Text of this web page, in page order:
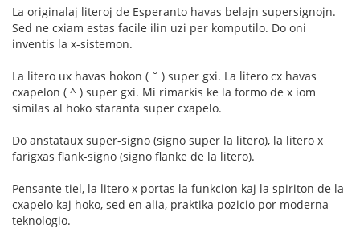
La originalaj literoj de Esperanto havas belajn supersignojn.
Sed ne cxiam estas facile ilin uzi per komputilo. Do oni
inventis la x-sistemon.
La litero ux havas hokon ( ˘ ) super gxi. La litero cx havas
cxapelon ( ^ ) super gxi. Mi rimarkis ke la formo de x iom
similas al hoko staranta super cxapelo.
Do anstataux super-signo (signo super la litero), la litero x
farigxas flank-signo (signo flanke de la litero).
Pensante tiel, la litero x portas la funkcion kaj la spiriton de la
cxapelo kaj hoko, sed en alia, praktika pozicio por moderna
teknologio.